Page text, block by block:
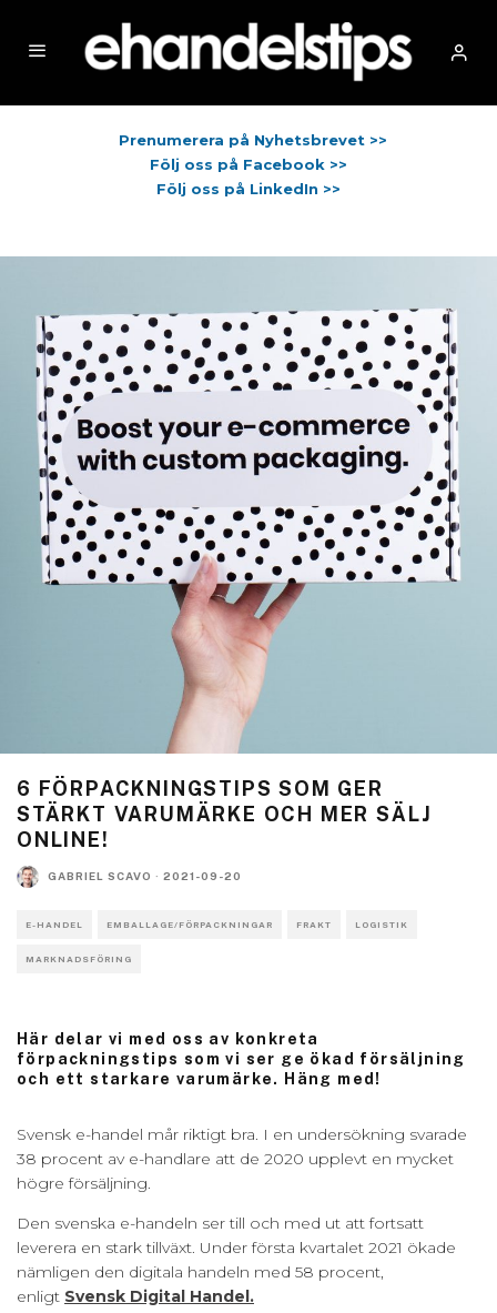
Prenumerera på Nyhetsbrevet >>
Följ oss på Facebook >>
Följ oss på LinkedIn >>
6 FÖRPACKNINGSTIPS SOM GER
STÄRKT VARUMÄRKE OCH MER SÄLJ
ONLINE!
GABRIEL SCAVO · 2021-09-20
E-HANDEL EMBALLAGE/FÖRPACKNINGAR FRAKT LOGISTIK
MARKNADSFÖRING
Här delar vi med oss av konkreta
förpackningstips som vi ser ge ökad försäljning
och ett starkare varumärke. Häng med!
Svensk e-handel mår riktigt bra. I en undersökning svarade
38 procent av e-handlare att de 2020 upplevt en mycket
högre försäljning.
Den svenska e-handeln ser till och med ut att fortsatt
leverera en stark tillväxt. Under första kvartalet 2021 ökade
nämligen den digitala handeln med 58 procent,
enligt Svensk Digital Handel.